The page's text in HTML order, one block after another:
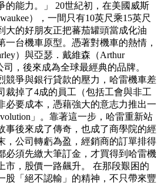
的能力。」 20世紀初，在美國威斯
），一間只有10英尺乘15英尺
大的好朋友正把蕃茄罐頭當成化油
一台機車原型。憑著對機車的熱情，
）與亞瑟．戴維森（Arthur
，後來成為全球最經典的品牌。
競爭與銀行貸款的壓力，哈雷機車差
裁掉了4成的員工（包括工會與非工
必要成本，憑藉強大的意志力推出一
」。靠著這一步，哈雷重新站
事後來成了傳奇，也成了商學院的經
，公司轉虧為盈，經銷商的訂單排得
必須先繳大筆訂金，才買得到哈雷機
市，股價一路飆升。 在那段艱困的
股「絕不認輸」的精神，不只帶來豐